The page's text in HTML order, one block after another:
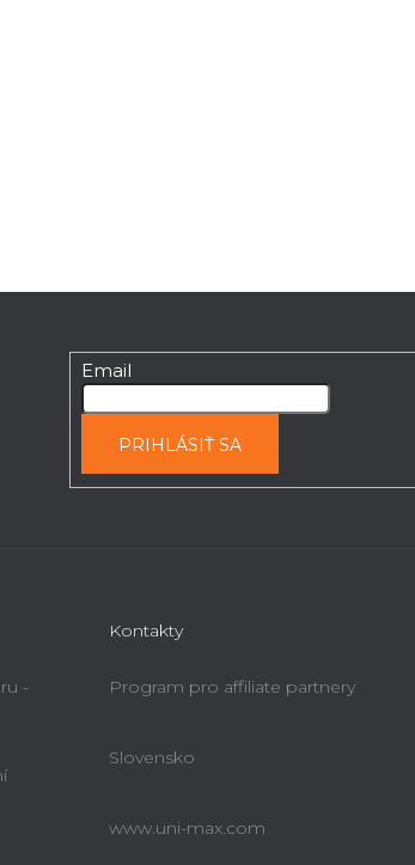
Email
PRIHLÁSIŤ SA
-
Kontakty
Program pro affiliate partnery
Slovensko
www.uni-max.com